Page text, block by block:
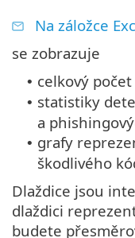
Na záložce
se zobrazuje
• celkový
• statistiky
a
• grafy
škodlivého
Dlaždice jsou
dlaždici
budete